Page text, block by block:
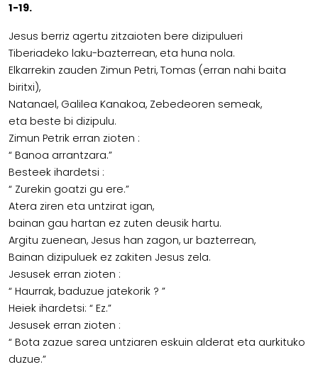
1-19.
Jesus berriz agertu zitzaioten bere dizipulueri
Tiberiadeko laku-bazterrean, eta huna nola.
Elkarrekin zauden Zimun Petri, Tomas (erran nahi baita
biritxi),
Natanael, Galilea Kanakoa, Zebedeoren semeak,
eta beste bi dizipulu.
Zimun Petrik erran zioten :
“ Banoa arrantzara.”
Besteek ihardetsi :
“ Zurekin goatzi gu ere.”
Atera ziren eta untzirat igan,
bainan gau hartan ez zuten deusik hartu.
Argitu zuenean, Jesus han zagon, ur bazterrean,
Bainan dizipuluek ez zakiten Jesus zela.
Jesusek erran zioten :
“ Haurrak, baduzue jatekorik ? ”
Heiek ihardetsi: “ Ez.”
Jesusek erran zioten :
“ Bota zazue sarea untziaren eskuin alderat eta aurkituko
duzue.”